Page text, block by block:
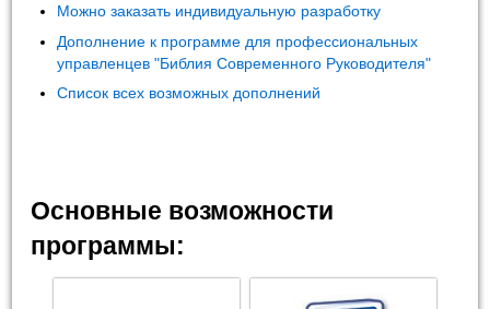
Можно заказать индивидуальную разработку
Дополнение к программе для профессиональных
управленцев "Библия Современного Руководителя"
Список всех возможных дополнений
Основные возможности
программы: